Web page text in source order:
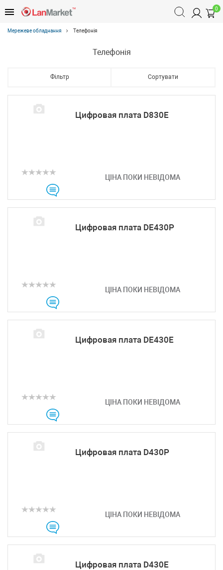
0
Мережеве обладнання Телефонія
Телефонія
Фільтр Сортувати
Цифровая плата D830E
ЦІНА ПОКИ НЕВІДОМА
Цифровая плата DE430P
ЦІНА ПОКИ НЕВІДОМА
Цифровая плата DE430E
ЦІНА ПОКИ НЕВІДОМА
Цифровая плата D430P
ЦІНА ПОКИ НЕВІДОМА
Цифровая плата D430E